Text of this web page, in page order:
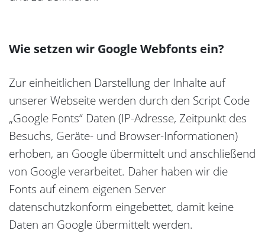
Wie setzen wir Google Webfonts ein?
Zur einheitlichen Darstellung der Inhalte auf
unserer Webseite werden durch den Script Code
„Google Fonts“ Daten (IP-Adresse, Zeitpunkt des
Besuchs, Geräte- und Browser-Informationen)
erhoben, an Google übermittelt und anschließend
von Google verarbeitet. Daher haben wir die
Fonts auf einem eigenen Server
datenschutzkonform eingebettet, damit keine
Daten an Google übermittelt werden.